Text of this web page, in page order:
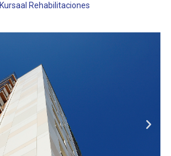
Kursaal Rehabilitaciones